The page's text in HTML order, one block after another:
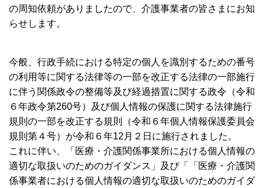
の周知依頼がありましたので、介護事業者の皆さまにお知
らせします。
今般、行政手続における特定の個人を識別するための番号
の利用等に関する法律等の一部を改正する法律の一部施行
に伴う関係政令の整備等及び経過措置に関する政令（令和
６年政令第260号）及び個人情報の保護に関する法律施行
規則の一部を改正する規則（令和６年個人情報保護委員会
規則第４号）が令和６年12月２日に施行されました。
これに伴い、「医療・介護関係事業所における個人情報の
適切な取扱いのためのガイダンス」及び「「医療・介護関
係事業者における個人情報の適切な取扱いのためのガイダ